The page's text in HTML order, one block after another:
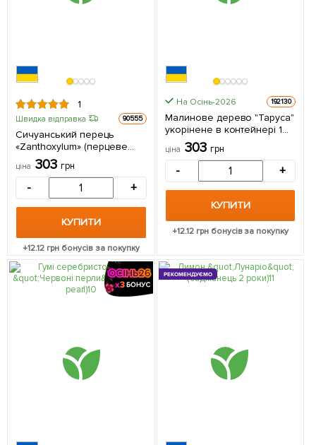
1
Швидка відправка 90555
Сичуанський перець
«Zanthoxylum» (перцеве
дерево) висота 10см 1
саджанець в упаковці
ціна 303 грн
- +
КУПИТИ
+12.12грн бонусів за покупку
На Осінь-2026 192130
Малинове дерево "Таруса"
укорінене в контейнері 1
саджанець в упаковці
ціна 303 грн
- +
КУПИТИ
+12.12грн бонусів за покупку
РЕКОМЕНДУЄМО